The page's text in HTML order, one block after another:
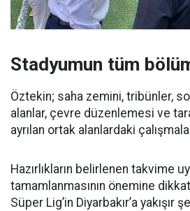
Stadyumun tüm
Öztekin; saha zemini, tribünler,
alanlar, çevre düzenlemesi ve
ayrılan ortak alanlardaki
Hazırlıkların belirlenen takvime
tamamlanmasının önemine
Süper Lig’in Diyarbakır’a yakışır